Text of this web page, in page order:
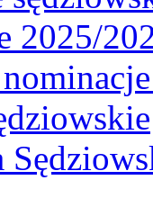
2025/